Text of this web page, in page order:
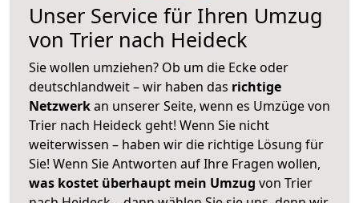
Unser Service für Ihren Umzug
von Trier nach Heideck
Sie wollen umziehen? Ob um die Ecke oder
deutschlandweit – wir haben das richtige
Netzwerkan unserer Seite, wenn es Umzüge von
Trier nach Heideck geht! Wenn Sie nicht
weiterwissen – haben wir die richtige Lösung für
Sie! Wenn Sie Antworten auf Ihre Fragen wollen,
was kostet überhaupt mein Umzug von Trier